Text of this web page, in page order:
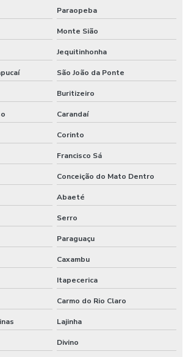
Para Máquinas
industriais
elétricas industriais
de ar condicionado
de climatização comercial
de climatização predial
elétricos corporativos
terceirizada
terceirizada
e terceirização
limpeza
Elétricos
Paraopeba
Monte Sião
Jequitinhonha
São João da Ponte
Buritizeiro
Carandaí
Corinto
Francisco Sá
Conceição do Mato Dentro
Abaeté
Serro
Paraguaçu
Caxambu
Itapecerica
Carmo do Rio Claro
Lajinha
Divino